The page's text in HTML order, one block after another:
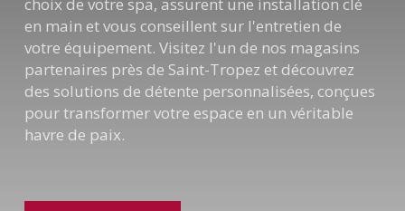
choix de votre spa, assurent une installation clé
en main et vous conseillent sur l'entretien de
votre équipement. Visitez l'un de nos magasins
partenaires près de Saint-Tropez et découvrez
des solutions de détente personnalisées, conçues
pour transformer votre espace en un véritable
havre de paix.